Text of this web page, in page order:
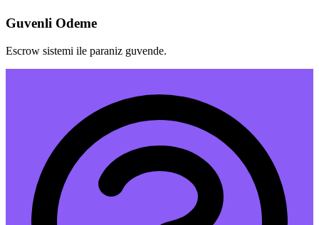
Guvenli Odeme
Escrow sistemi ile paraniz guvende.